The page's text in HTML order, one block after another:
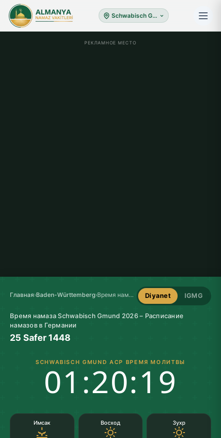
Schwabisch Gmund
РЕКЛАМНОЕ МЕСТО
Главная›Baden-Württemberg› Время намаза в Schwabisch Gmund Diyanet IGMG
Время намаза Schwabisch Gmund 2026 – Расписание
намазов в Германии
25 Safer 1448
SCHWABISCH GMUND АСР ВРЕМЯ МОЛИТВЫ
01:20:19
Имсак Восход Зухр